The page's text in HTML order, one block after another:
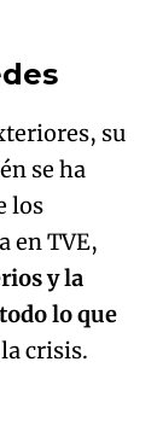
su
se ha
los
en TVE,
y la
lo que
crisis.